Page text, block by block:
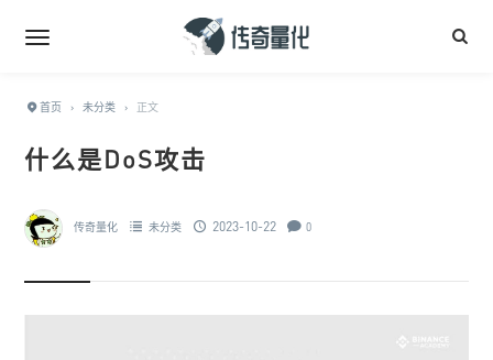
首页 › 未分类 › 正文
什么是DoS攻击
传奇量化 未分类 2023-10-22 0